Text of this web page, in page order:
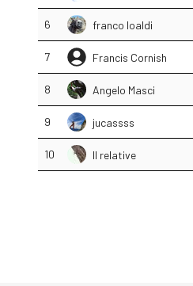
6 franco loaldi
7 Francis Cornish
8 Angelo Masci
9 jucassss
10 Il relative